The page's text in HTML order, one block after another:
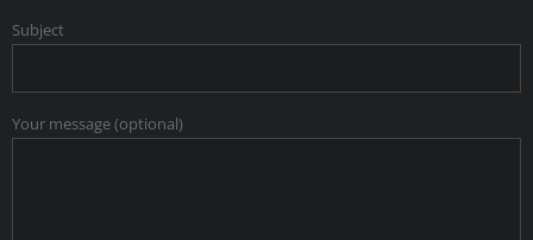
Subject
Your message (optional)